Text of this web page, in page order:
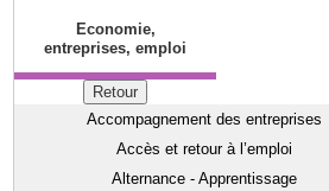
Economie,
entreprises, emploi
Retour
Accompagnement des entreprises
Accès et retour à l’emploi
Alternance - Apprentissage